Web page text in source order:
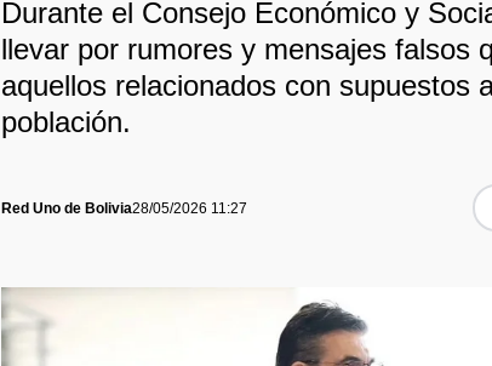
Durante el Consejo Económico y
llevar por rumores y mensajes falsos
aquellos relacionados con supuestos
población.
Red Uno de Bolivia28/05/2026 11:27